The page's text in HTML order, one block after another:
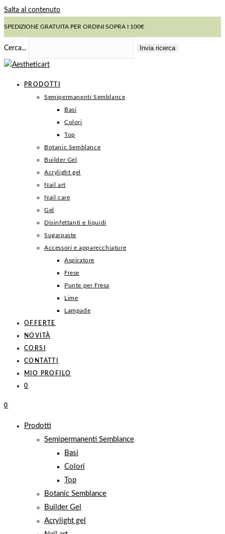
Salta al contenuto
SPEDIZIONE GRATUITA PER ORDINI SOPRA I 100€
Cerca... Invia ricerca
PRODOTTI
Semipermanenti Semblance
Basi
Colori
Top
Botanic Semblance
Builder Gel
Acrylight gel
Nail art
Nail care
Gel
Disinfettanti e liquidi
Sugarpaste
Accessori e apparecchiature
Aspiratore
Frese
Punte per Fresa
Lime
Lampade
OFFERTE
NOVITÀ
CORSI
CONTATTI
MIO PROFILO
0
0
Prodotti
Semipermanenti Semblance
Basi
Colori
Top
Botanic Semblance
Builder Gel
Acrylight gel